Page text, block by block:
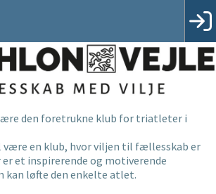
den foretrukne klub for triatleter i
være en klub, hvor viljen til fællesskab er
et inspirerende og motiverende
løfte den enkelte atlet.